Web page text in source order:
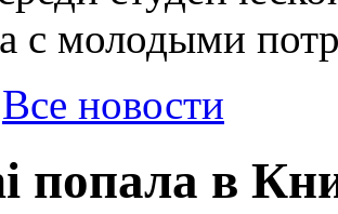
с молодыми
Все новости
попала в